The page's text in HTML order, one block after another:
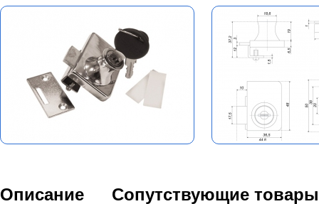
Описание Сопутствующие товары